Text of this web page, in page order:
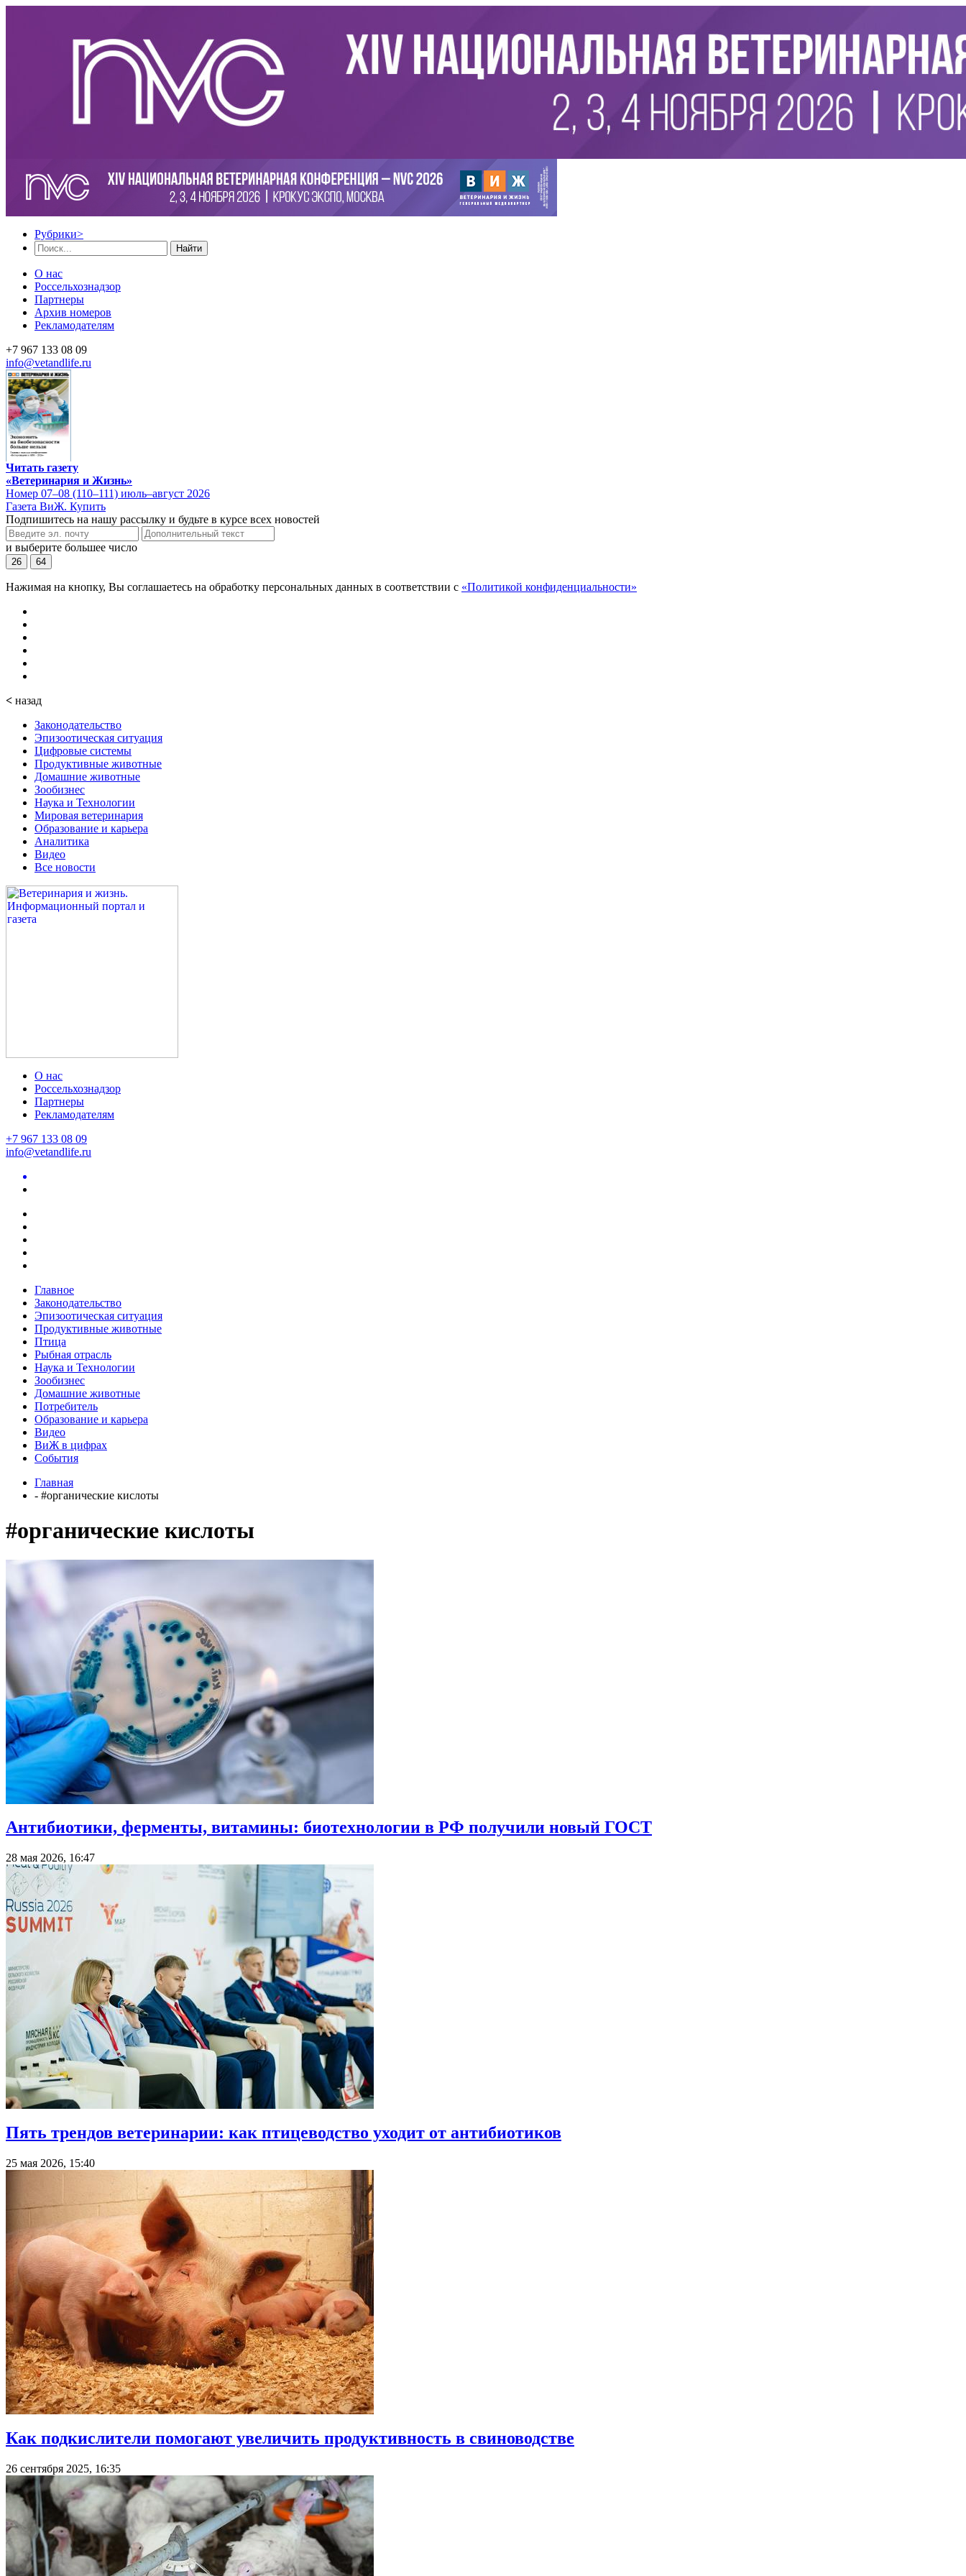
Рубрики>
Найти
О нас
Россельхознадзор
Партнеры
Архив номеров
Рекламодателям
+7 967 133 08 09
info@vetandlife.ru
Читать газету
«Ветеринария и Жизнь»
Номер 07–08 (110–111) июль–август 2026
Газета ВиЖ. Купить
Подпишитесь на нашу рассылку и будьте в курсе всех новостей
и выберите большее число
26 64
Нажимая на кнопку, Вы соглашаетесь на обработку персональных данных в соответствии с «Политикой конфиденциальности»
< назад
Законодательство
Эпизоотическая ситуация
Цифровые системы
Продуктивные животные
Домашние животные
Зообизнес
Наука и Технологии
Мировая ветеринария
Образование и карьера
Аналитика
Видео
Все новости
О нас
Россельхознадзор
Партнеры
Рекламодателям
+7 967 133 08 09
info@vetandlife.ru
Главное
Законодательство
Эпизоотическая ситуация
Продуктивные животные
Птица
Рыбная отрасль
Наука и Технологии
Зообизнес
Домашние животные
Потребитель
Образование и карьера
Видео
ВиЖ в цифрах
События
Главная
- #органические кислоты
#органические кислоты
Антибиотики, ферменты, витамины: биотехнологии в РФ получили новый ГОСТ
28 мая 2026, 16:47
Пять трендов ветеринарии: как птицеводство уходит от антибиотиков
25 мая 2026, 15:40
Как подкислители помогают увеличить продуктивность в свиноводстве
26 сентября 2025, 16:35